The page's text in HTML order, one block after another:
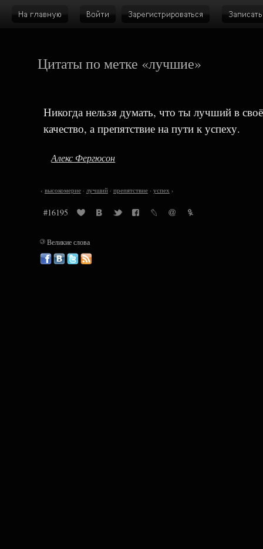
Цитаты по метке «лучшие»
Никогда нельзя думать, что ты лучший в
качество, а препятствие на пути к успеху.
Алекс Фергюсон
‹ высокомерие· лучший· препятствие· успех ›
#16195
©Великие слова